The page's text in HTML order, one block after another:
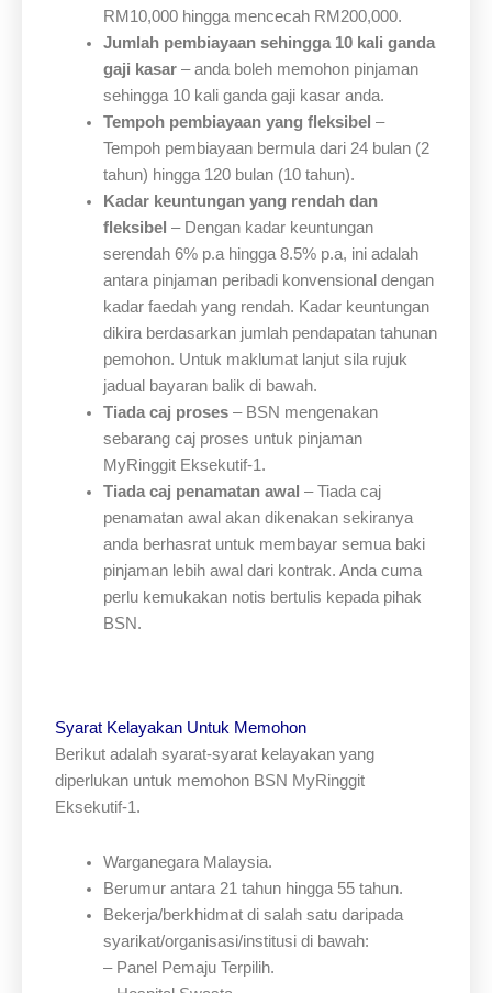
RM10,000 hingga mencecah RM200,000.
Jumlah pembiayaan sehingga 10 kali ganda
gaji kasar – anda boleh memohon pinjaman
sehingga 10 kali ganda gaji kasar anda.
Tempoh pembiayaan yang fleksibel –
Tempoh pembiayaan bermula dari 24 bulan (2
tahun) hingga 120 bulan (10 tahun).
Kadar keuntungan yang rendah dan
fleksibel – Dengan kadar keuntungan
serendah 6% p.a hingga 8.5% p.a, ini adalah
antara pinjaman peribadi konvensional dengan
kadar faedah yang rendah. Kadar keuntungan
dikira berdasarkan jumlah pendapatan tahunan
pemohon. Untuk maklumat lanjut sila rujuk
jadual bayaran balik di bawah.
Tiada caj proses– BSN mengenakan
sebarang caj proses untuk pinjaman
MyRinggit Eksekutif-1.
Tiada caj penamatan awal – Tiada caj
penamatan awal akan dikenakan sekiranya
anda berhasrat untuk membayar semua baki
pinjaman lebih awal dari kontrak. Anda cuma
perlu kemukakan notis bertulis kepada pihak
BSN.
Syarat Kelayakan Untuk Memohon
Berikut adalah syarat-syarat kelayakan yang
diperlukan untuk memohon BSN MyRinggit
Eksekutif-1.
Warganegara Malaysia.
Berumur antara 21 tahun hingga 55 tahun.
Bekerja/berkhidmat di salah satu daripada
syarikat/organisasi/institusi di bawah:
– Panel Pemaju Terpilih.